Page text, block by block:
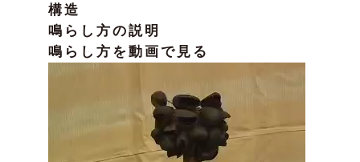
構造
鳴らし方の説明
鳴らし方を動画で見る